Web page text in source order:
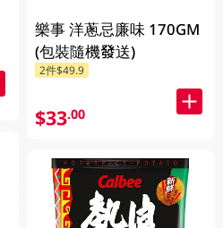
樂事 洋蔥忌廉味 170GM
(包裝隨機發送)
2件$49.9
$33.00